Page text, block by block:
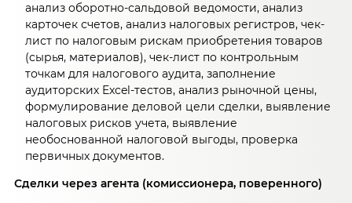
анализ оборотно-сальдовой ведомости, анализ
карточек счетов, анализ налоговых регистров, чек-
лист по налоговым рискам приобретения товаров
(сырья, материалов), чек-лист по контрольным
точкам для налогового аудита, заполнение
аудиторских Excel-тестов, анализ рыночной цены,
формулирование деловой цели сделки, выявление
налоговых рисков учета, выявление
необоснованной налоговой выгоды, проверка
первичных документов.
Сделки через агента (комиссионера, поверенного)